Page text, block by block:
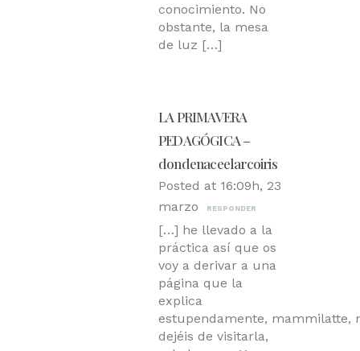
conocimiento. No
obstante, la mesa
de luz […]
LA PRIMAVERA
PEDAGÓGICA –
dondenaceelarcoiris
Posted at 16:09h, 23
marzo
RESPONDER
[…] he llevado a la
práctica así que os
voy a derivar a una
página que la
explica
estupendamente, mammilatte,
dejéis de visitarla,